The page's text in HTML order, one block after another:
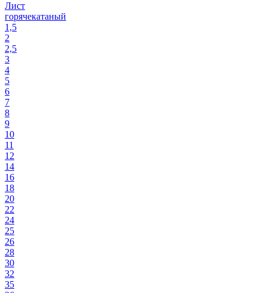
Лист
горячекатаный
1,5
2
2,5
3
4
5
6
7
8
9
10
11
12
14
16
18
20
22
24
25
26
28
30
32
35